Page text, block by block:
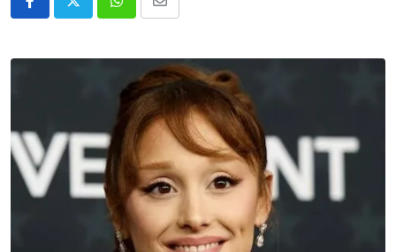
WhatsappComparte
email